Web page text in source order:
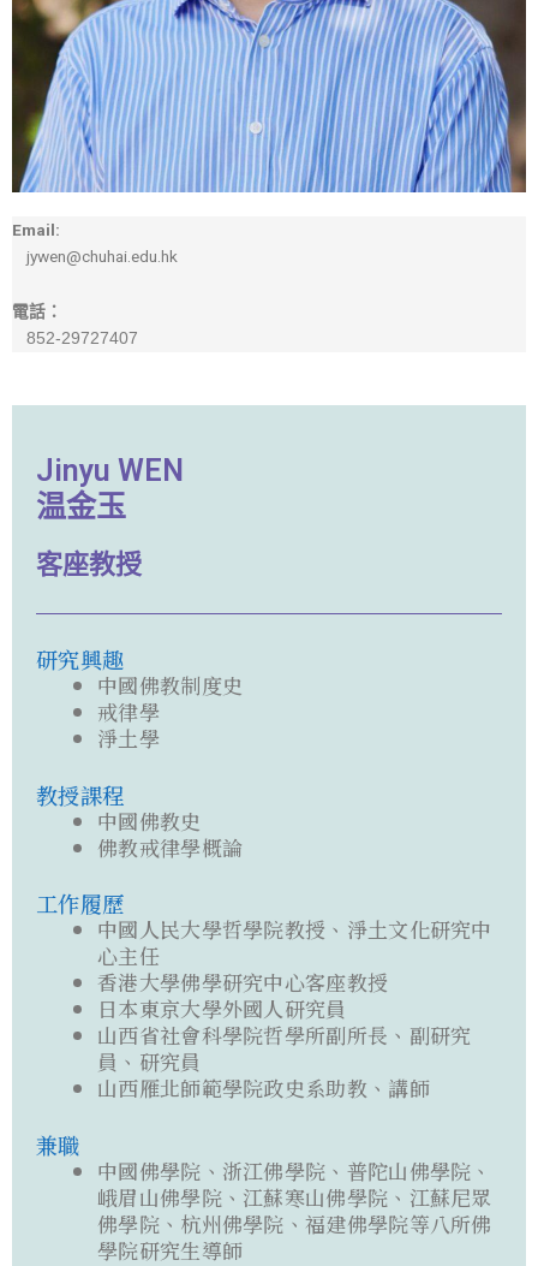
Email:
jywen@chuhai.edu.hk
電話：
852-29727407
Jinyu WEN
温金玉
客座教授
研究興趣
中國佛教制度史
戒律學
淨土學
教授課程
中國佛教史
佛教戒律學概論
工作履歷
中國人民大學哲學院教授、淨土文化研究中
心主任
香港大學佛學研究中心客座教授
日本東京大學外國人研究員
山西省社會科學院哲學所副所長、副研究
員、研究員
山西雁北師範學院政史系助教、講師
兼職
中國佛學院、浙江佛學院、普陀山佛學院、
峨眉山佛學院、江蘇寒山佛學院、江蘇尼眾
佛學院、杭州佛學院、福建佛學院等八所佛
學院研究生導師